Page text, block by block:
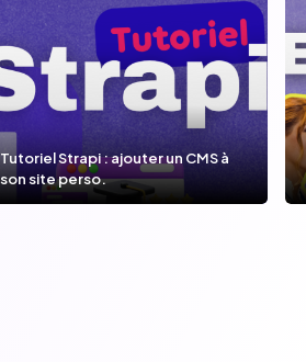
Tutoriel Strapi : ajouter un CMS à
son site perso.